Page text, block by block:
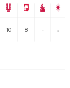
10 8 -